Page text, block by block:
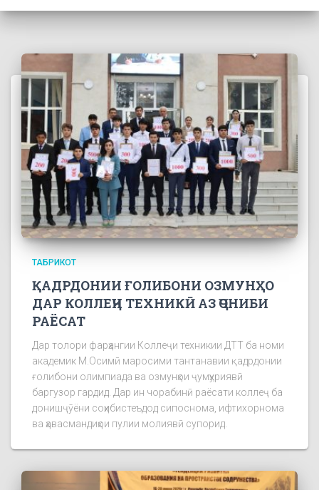
ТАБРИКОТ
ҚАДРДОНИИ ҒОЛИБОНИ ОЗМУНҲО
ДАР КОЛЛЕҶИ ТЕХНИКӢ АЗ ҶОНИБИ
РАЁСАТ
Дар толори фарҳангии Коллеҷи техникии ДТТ ба номи
академик М.Осимӣ маросими тантанавии қадрдонии
ғолибони олимпиада ва озмунҳои ҷумҳуриявӣ
баргузор гардид. Дар ин чорабинӣ раёсати коллеҷ ба
донишҷӯёни соҳибистеъдод сипоснома, ифтихорнома
ва ҳавасмандиҳои пулии молиявӣ супорид.